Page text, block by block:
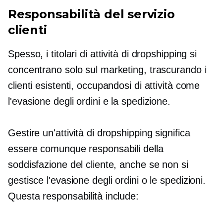
Responsabilità del servizio
clienti
Spesso, i titolari di attività di dropshipping si
concentrano solo sul marketing, trascurando i
clienti esistenti, occupandosi di attività come
l'evasione degli ordini e la spedizione.
Gestire un'attività di dropshipping significa
essere comunque responsabili della
soddisfazione del cliente, anche se non si
gestisce l'evasione degli ordini o le spedizioni.
Questa responsabilità include: